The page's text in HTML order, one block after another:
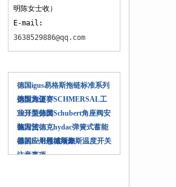
明陈女士收）
E-mail:
3638529886@qq.com
德国igus易格斯拖链标准系列
选型方便
德国施迈赛SCHMERSAL工
业开关分类
7031型德国Schubert角座阀安
装方法
德国贺德克hydac弹簧式蓄能
器的应用领域须知
德国E+H恩德斯豪斯温度开关
注意事项